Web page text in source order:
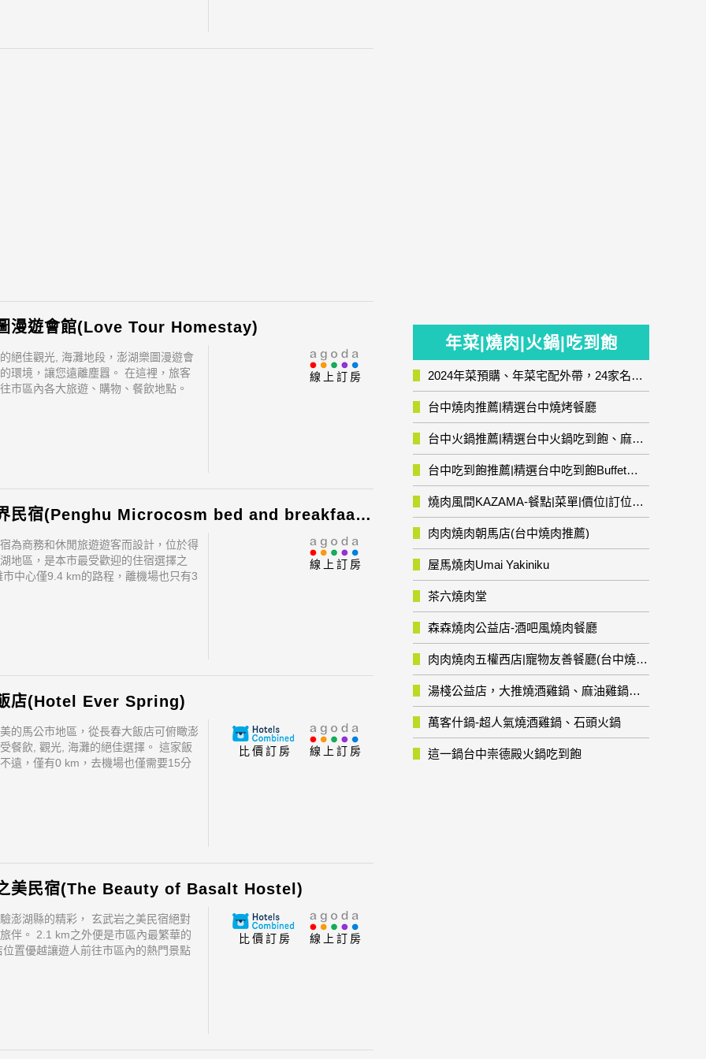
漫遊會館(Love Tour Homestay)
絕佳觀光, 海灘地段，澎湖樂圖漫遊會
環境，讓您遠離塵囂。 在這裡，旅客
市區內各大旅遊、購物、餐飲地點。
線上訂房
微觀世界民宿(Penghu Microcosm bed and breakfaast)
為商務和休閒旅遊遊客而設計，位於得
地區，是本市最受歡迎的住宿選擇之
中心僅9.4 km的路程，離機場也只有3
線上訂房
店(Hotel Ever Spring)
的馬公市地區，從長春大飯店可俯瞰澎
餐飲, 觀光, 海灘的絕佳選擇。 這家飯
遠，僅有0 km，去機場也僅需要15分
線上訂房
比價訂房
美民宿(The Beauty of Basalt Hostel)
澎湖縣的精彩， 玄武岩之美民宿絕對
伴。 2.1 km之外便是市區內最繁華的
置優越讓遊人前往市區內的熱門景點
線上訂房
比價訂房
年菜|燒肉|火鍋|吃到飽
2024年菜預購、年菜宅配外帶，24家名店年菜推薦整理，圍爐輕鬆上菜團圓趣
台中燒肉推薦|精選台中燒烤餐廳
台中火鍋推薦|精選台中火鍋吃到飽、麻辣鍋、鴛鴦鍋、石頭火鍋、酸菜白肉鍋、海鮮鍋、燒酒雞、麻油雞、壽喜燒等熱門人氣火鍋店!
台中吃到飽推薦|精選台中吃到飽Buffet自助餐廳
燒肉風間KAZAMA-餐點|菜單|價位|訂位資訊
肉肉燒肉朝馬店(台中燒肉推薦)
屋馬燒肉Umai Yakiniku
茶六燒肉堂
森森燒肉公益店-酒吧風燒肉餐廳
肉肉燒肉五權西店|寵物友善餐廳(台中燒肉推薦)
湯棧公益店，大推燒酒雞鍋、麻油雞鍋暖暖有夠補
萬客什鍋-超人氣燒酒雞鍋、石頭火鍋
這一鍋台中崇德殿火鍋吃到飽